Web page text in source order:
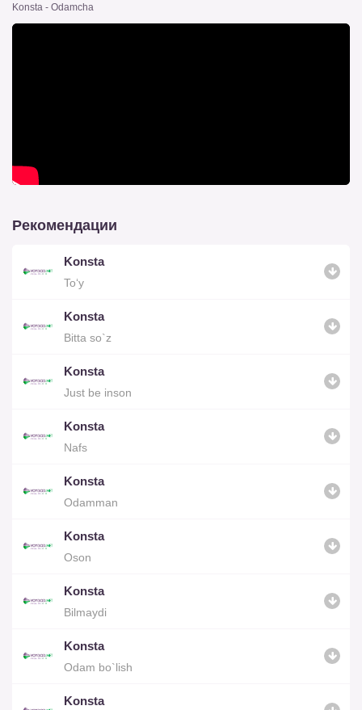
Konsta - Odamcha
Рекомендации
Konsta
To‘y
Konsta
Bitta so`z
Konsta
Just be inson
Konsta
Nafs
Konsta
Odamman
Konsta
Oson
Konsta
Bilmaydi
Konsta
Odam bo`lish
Konsta